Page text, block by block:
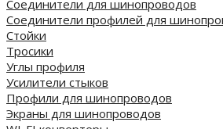
Соединители для шинопроводов
Соединители профилей для
Стойки
Тросики
Углы профиля
Усилители стыков
Профили для шинопроводов
Экраны для шинопроводов